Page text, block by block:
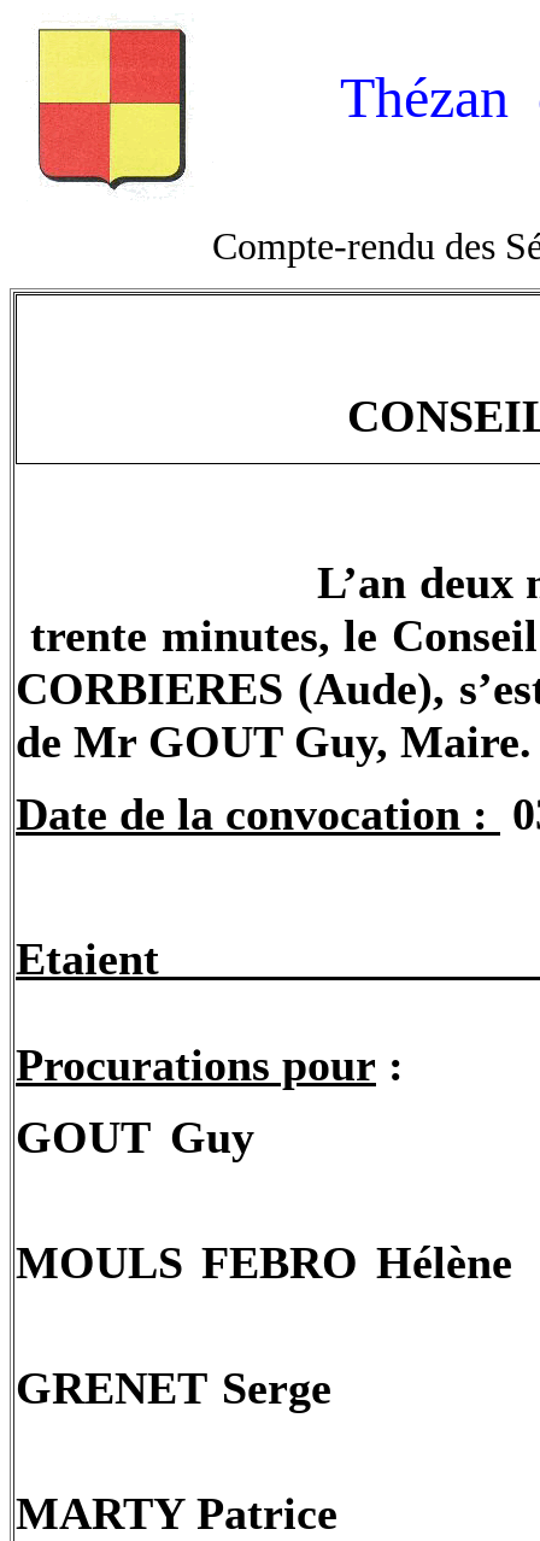
Thézan
Compte-rendu des
L’an deux
trente minutes, le
CORBIERES (Aude),
de Mr GOUTGuy, Maire.
Date de la convocation :
Procurations pour :
GOUT Guy
MOULS FEBRO Hélène
GRENET Serge
MARTY Patrice